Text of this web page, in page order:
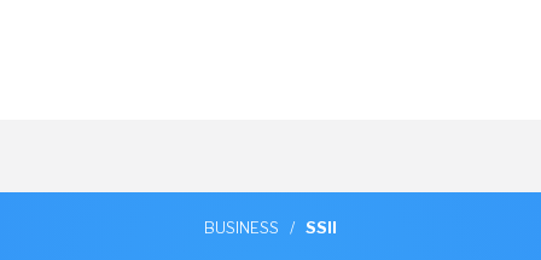
BUSINESS / SSII